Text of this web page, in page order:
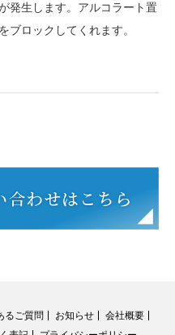
発生します。アルコラート置
ブロックしてくれます。
るご質問 お知らせ
会社概要